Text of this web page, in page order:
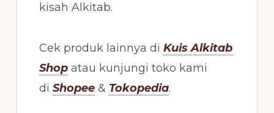
kisah Alkitab.
Cek produk lainnya di Kuis Alkitab
Shopatau kunjungi toko kami
di Shopee& Tokopedia.